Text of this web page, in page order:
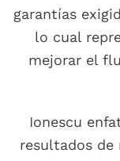
garantías
lo cual
mejorar el
Ionescu
resultados de